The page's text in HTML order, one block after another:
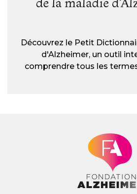
Découvrez le Petit
d'Alzheimer, un outil
comprendre tous les